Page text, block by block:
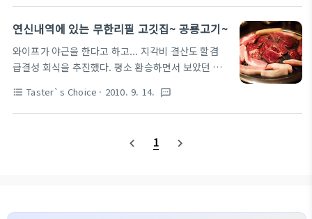
정 [어디 가자고 하면 꼭~ 이렇게 바쁜척 하는 사람있
다. 실제로 보면 게임중이다. ㅎㅎ] [나가려고 하면 일
의 법칙인가~ 게이트웨이는 잠시 대기모드~] [택시비
가위, 바위, 보~ 당첨자는 김대용 대리님~] [고고씽~
왠지 유흥가 골목으로 들어서는 3명의 싱글 총각들 같
변한다. 그래도 가격대비 맛은 짱~인듯~] [캬캬캬 갈
연신내역에 있는 무한리필 고깃집~ 공룡고기~
와이프가 야근을 한다고 하고... 지각비 결산도 할겸
급결성 회식을 추진했다. 평소 환승하면서 보았던 연
했다. 일단 특별한 메리트는 없었지만... 무한리필이라
는 이 한단어에... 훅~~~ ㅋㅋ 위치는 네이뇬~에 찾아
도락 투에어 포함될 수준은 절대 아니지만.. 회사 회식
시작한 고기들~] [박기정과장님~ 배고프셨어용~? ㅋ
format_list_bulleted Taster`s Choice · 2010. 9. 14. textsms
navigate_before 1 navigate_next